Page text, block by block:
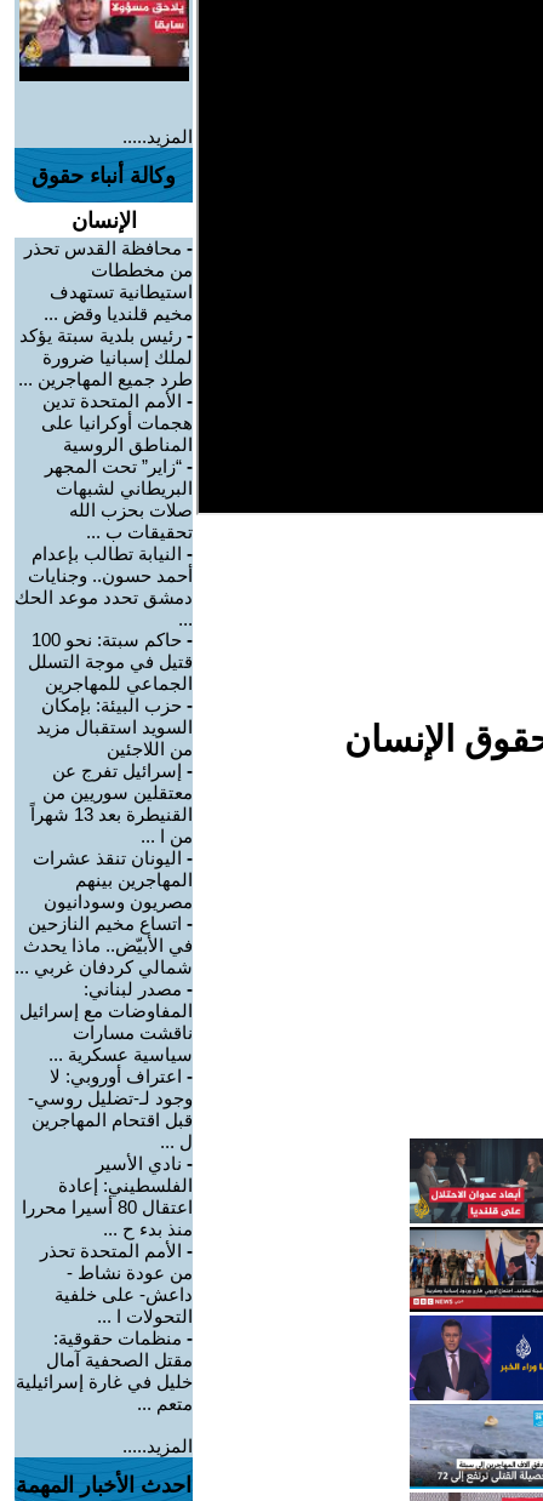
الإنسان
المزيد.....
وكالة أنباء حقوق
الإنسان
- محافظة القدس تحذر
من مخططات
استيطانية تستهدف
مخيم قلنديا وقض ...
- رئيس بلدية سبتة يؤكد
لملك إسبانيا ضرورة
طرد جميع المهاجرين ...
- الأمم المتحدة تدين
هجمات أوكرانيا على
المناطق الروسية
- “زاير” تحت المجهر
البريطاني لشبهات
صلات بحزب الله
تحقيقات ب ...
- النيابة تطالب بإعدام
أحمد حسون.. وجنايات
دمشق تحدد موعد الحك
...
-
حاكم سبتة: نحو 100
قتيل في موجة التسلل
الجماعي للمهاجرين
- حزب البيئة: بإمكان
السويد استقبال مزيد
من اللاجئين
- إسرائيل تفرج عن
معتقلين سوريين من
القنيطرة بعد 13 شهراً
من ا ...
- اليونان تنقذ عشرات
المهاجرين بينهم
مصريون وسودانيون
- اتساع مخيم النازحين
في الأبيّض.. ماذا يحدث
شمالي كردفان غربي ...
- مصدر لبناني:
المفاوضات مع إسرائيل
ناقشت مسارات
سياسية عسكرية ...
- اعتراف أوروبي: لا
وجود لـ-تضليل روسي-
قبل اقتحام المهاجرين
ل ...
- نادي الأسير
الفلسطيني: إعادة
اعتقال 80 أسيرا محررا
منذ بدء ح ...
- الأمم المتحدة تحذر
من عودة نشاط -
داعش- على خلفية
التحولات ا ...
- منظمات حقوقية:
مقتل الصحفية آمال
خليل في غارة إسرائيلية
متعم ...
المزيد.....
احدث الأخبار المهمة